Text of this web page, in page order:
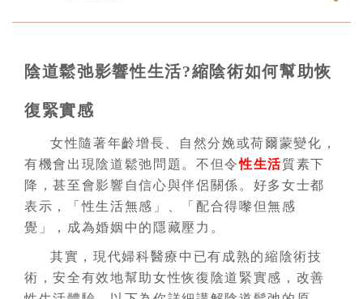
陰道鬆弛影響性生活?縮陰術如何幫助恢
復緊實感
女性隨著年齡增長、自然分娩或荷爾蒙變化，
有機會出現陰道鬆弛問題。不但令性生活質素下
降，甚至會影響自信心與伴侶關係。好多女士都
表示，「性生活無感」、「配合得嚟但無感
覺」，成為婚姻中的隱藏壓力。
其實，現代婦科醫療中已有成熟的縮陰術技
術，安全有效地幫助女性恢復陰道緊實感，改善